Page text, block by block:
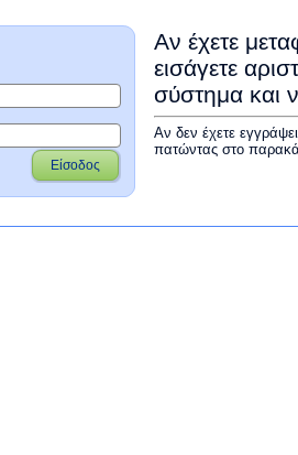
Είσοδος
Αν έχετε
εισάγετε
σύστημα και
Αν δεν έχετε
πατώντας στο